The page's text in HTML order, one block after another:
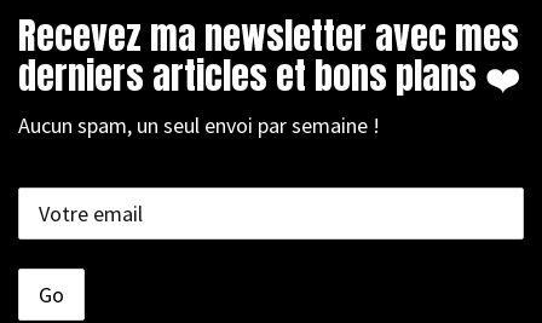
Recevez ma newsletter avec mes
derniers articles et bons plans ❤️
Aucun spam, un seul envoi par semaine !